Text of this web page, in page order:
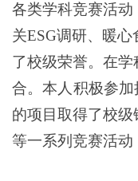
各类学科竞赛活
关ESG调研、暖心
了校级荣誉。在
合。本人积极参
的项目取得了校
等一系列竞赛活动